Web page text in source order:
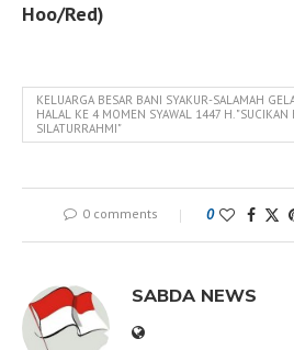
Hoo/Red)
KELUARGA BESAR BANI SYAKUR-SALAMAH
HALAL KE 4 MOMEN SYAWAL 1447 H. "SUCIKAN
SILATURRAHMI"
0 comments 0
SABDA NEWS